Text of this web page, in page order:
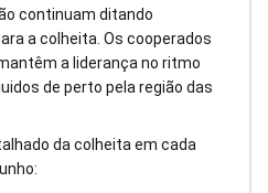
continuam ditando
a colheita. Os cooperados
a liderança no ritmo
de perto pela região das
da colheita em cada